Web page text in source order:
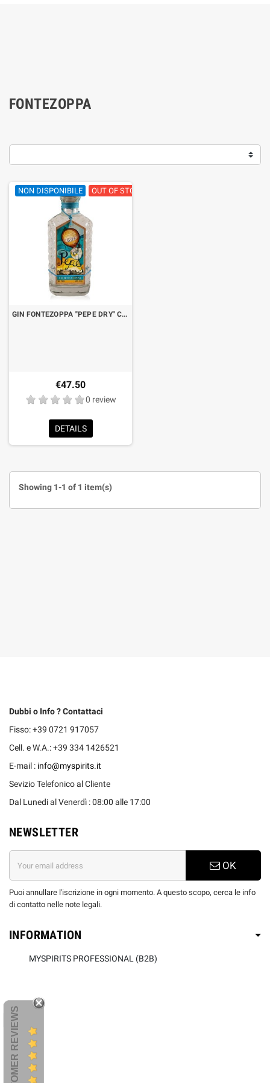
FONTEZOPPA
NON DISPONIBILE OUT OF STOCK
GIN FONTEZOPPA "PEPE DRY" CL.70
€47.50
0 review
DETAILS
Showing 1-1 of 1 item(s)
Dubbi o Info ? Contattaci
Fisso: +39 0721 917057
Cell. e W.A.: +39 334 1426521
E-mail : info@myspirits.it
Sevizio Telefonico al Cliente
Dal Lunedi al Venerdì : 08:00 alle 17:00
NEWSLETTER
OK
Puoi annullare l'iscrizione in ogni momento. A questo scopo, cerca le info
di contatto nelle note legali.
INFORMATION
MYSPIRITS PROFESSIONAL (B2B)
CUSTOMER REVIEWS